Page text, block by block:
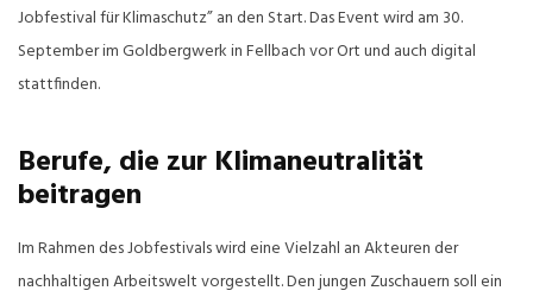
Jobfestival für Klimaschutz” an den Start. Das Event wird am 30.
September im Goldbergwerk in Fellbach vor Ort und auch digital
stattfinden.
Berufe, die zur Klimaneutralität
beitragen
Im Rahmen des Jobfestivals wird eine Vielzahl an Akteuren der
nachhaltigen Arbeitswelt vorgestellt. Den jungen Zuschauern soll ein